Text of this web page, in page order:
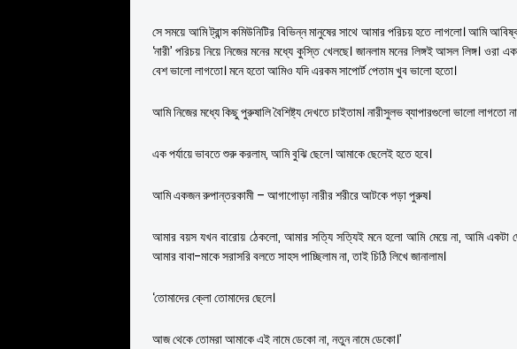
সে সময়ে আমি ট্রান্স কমিউনিটির বিভিন্ন মানুষের সাথে আমার পরিচয় হতে লাগলো। আমি
‘নারী’ পরিচয় নিয়ে নিজের মনের মধ্যে কুস্তি খেলছে। জানলাম মনের লিঙ্গই আসল লিঙ্গ।
বেশ ভালো লাগতো। মনে হতো আমিও যদি এরকম সাপোর্ট পেতাম খুব ভালো হতো।
আমি নিজের মধ্যে কিছু পুরুষালি বৈশিষ্ট্য দেখতে চাইতাম। নারীসুলভ ব্যাপারগুলো ভালো লাগতো
এক পর্যায়ে ভাবতে শুরু করলাম, আমি বুঝি ছেলে। আমাকে ছেলেই হতে হবে।
আমি একজন রুপান্তরকামী – আগাগোড়া নারীর শরীরে আটকে পড়া পুরুষ।
আমার বয়স যখন বারোয় ঠেকলো, আমার সত্যি সত্যিই মনে হলো আমি মেয়ে না, আমি একটা
আমার বাবা-মাকে সরাসরি বলতে সাহস পাচ্ছিলাম না, তাই চিঠি লিখে জানালাম।
‘তোমাদের ক্লো তোমাদের ছেলে।
আজ থেকে তোমরা আমাকে এই নামে ডেকো না, নতুন নামে ডেকো।’